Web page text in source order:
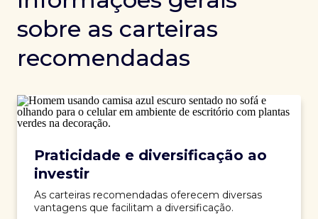
sobre as carteiras
recomendadas
Praticidade e diversificação ao
investir
As carteiras recomendadas oferecem diversas
vantagens que facilitam a diversificação.